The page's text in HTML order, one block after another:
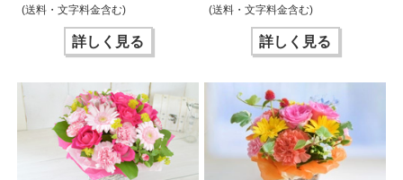
(送料・文字料金含む)
詳しく見る
(送料・文字料金含む)
詳しく見る